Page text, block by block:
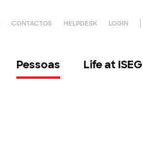
CONTACTOS HELPDESK LOGIN
Pessoas Life at ISEG